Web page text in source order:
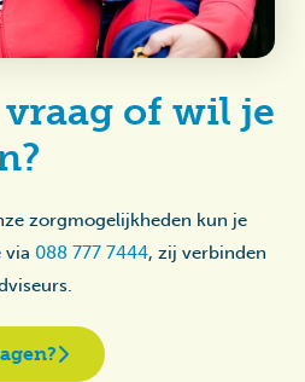
vraag of wil je
zorgmogelijkheden kun je
via 088 777 7444, zij verbinden